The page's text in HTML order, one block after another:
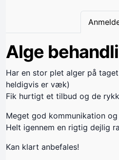
Alge
Har en stor plet alger på
heldigvis er væk)
Fik hurtigt et tilbud og de
Meget god kommunikation
Helt igennem en rigtig dejlig
Kan klart anbefales!